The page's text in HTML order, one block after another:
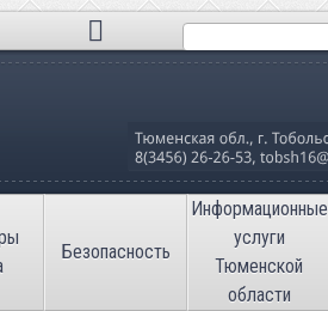
Поиск
школа №16»
Безопасность
Информационные
услуги
Тюменской
области